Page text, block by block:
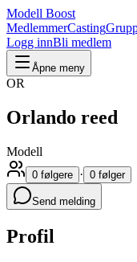
Modell Boost
MedlemmerCasting
Logg innBli medlem
Åpne meny
OR
Orlando reed
Modell
0 følgere · 0 følger
Send melding
Profil